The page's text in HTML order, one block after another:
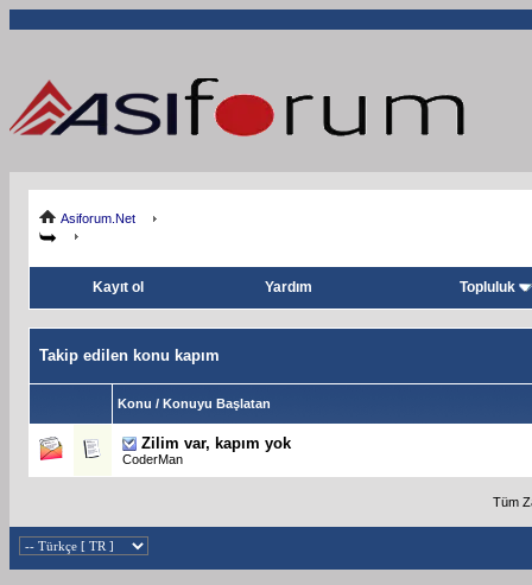
Asiforum.Net
Kayıt ol Yardım Topluluk
Takip edilen konu kapım
Konu / Konuyu Başlatan
Zilim var, kapım yok
CoderMan
Tüm